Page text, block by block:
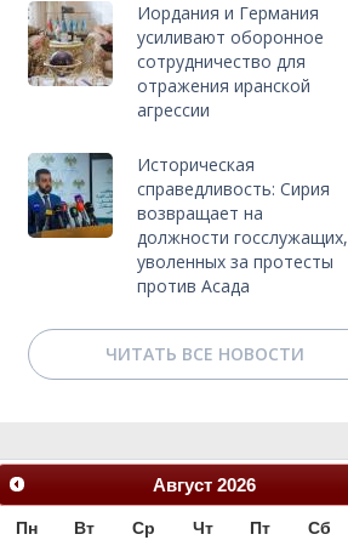
Иордания и Германия
усиливают оборонное
сотрудничество для
отражения иранской
агрессии
Историческая
справедливость: Сирия
возвращает на
должности госслужащих,
уволенных за протесты
против Асада
ЧИТАТЬ ВСЕ НОВОСТИ
Август 2026
Пн Вт Ср Чт Пт Сб